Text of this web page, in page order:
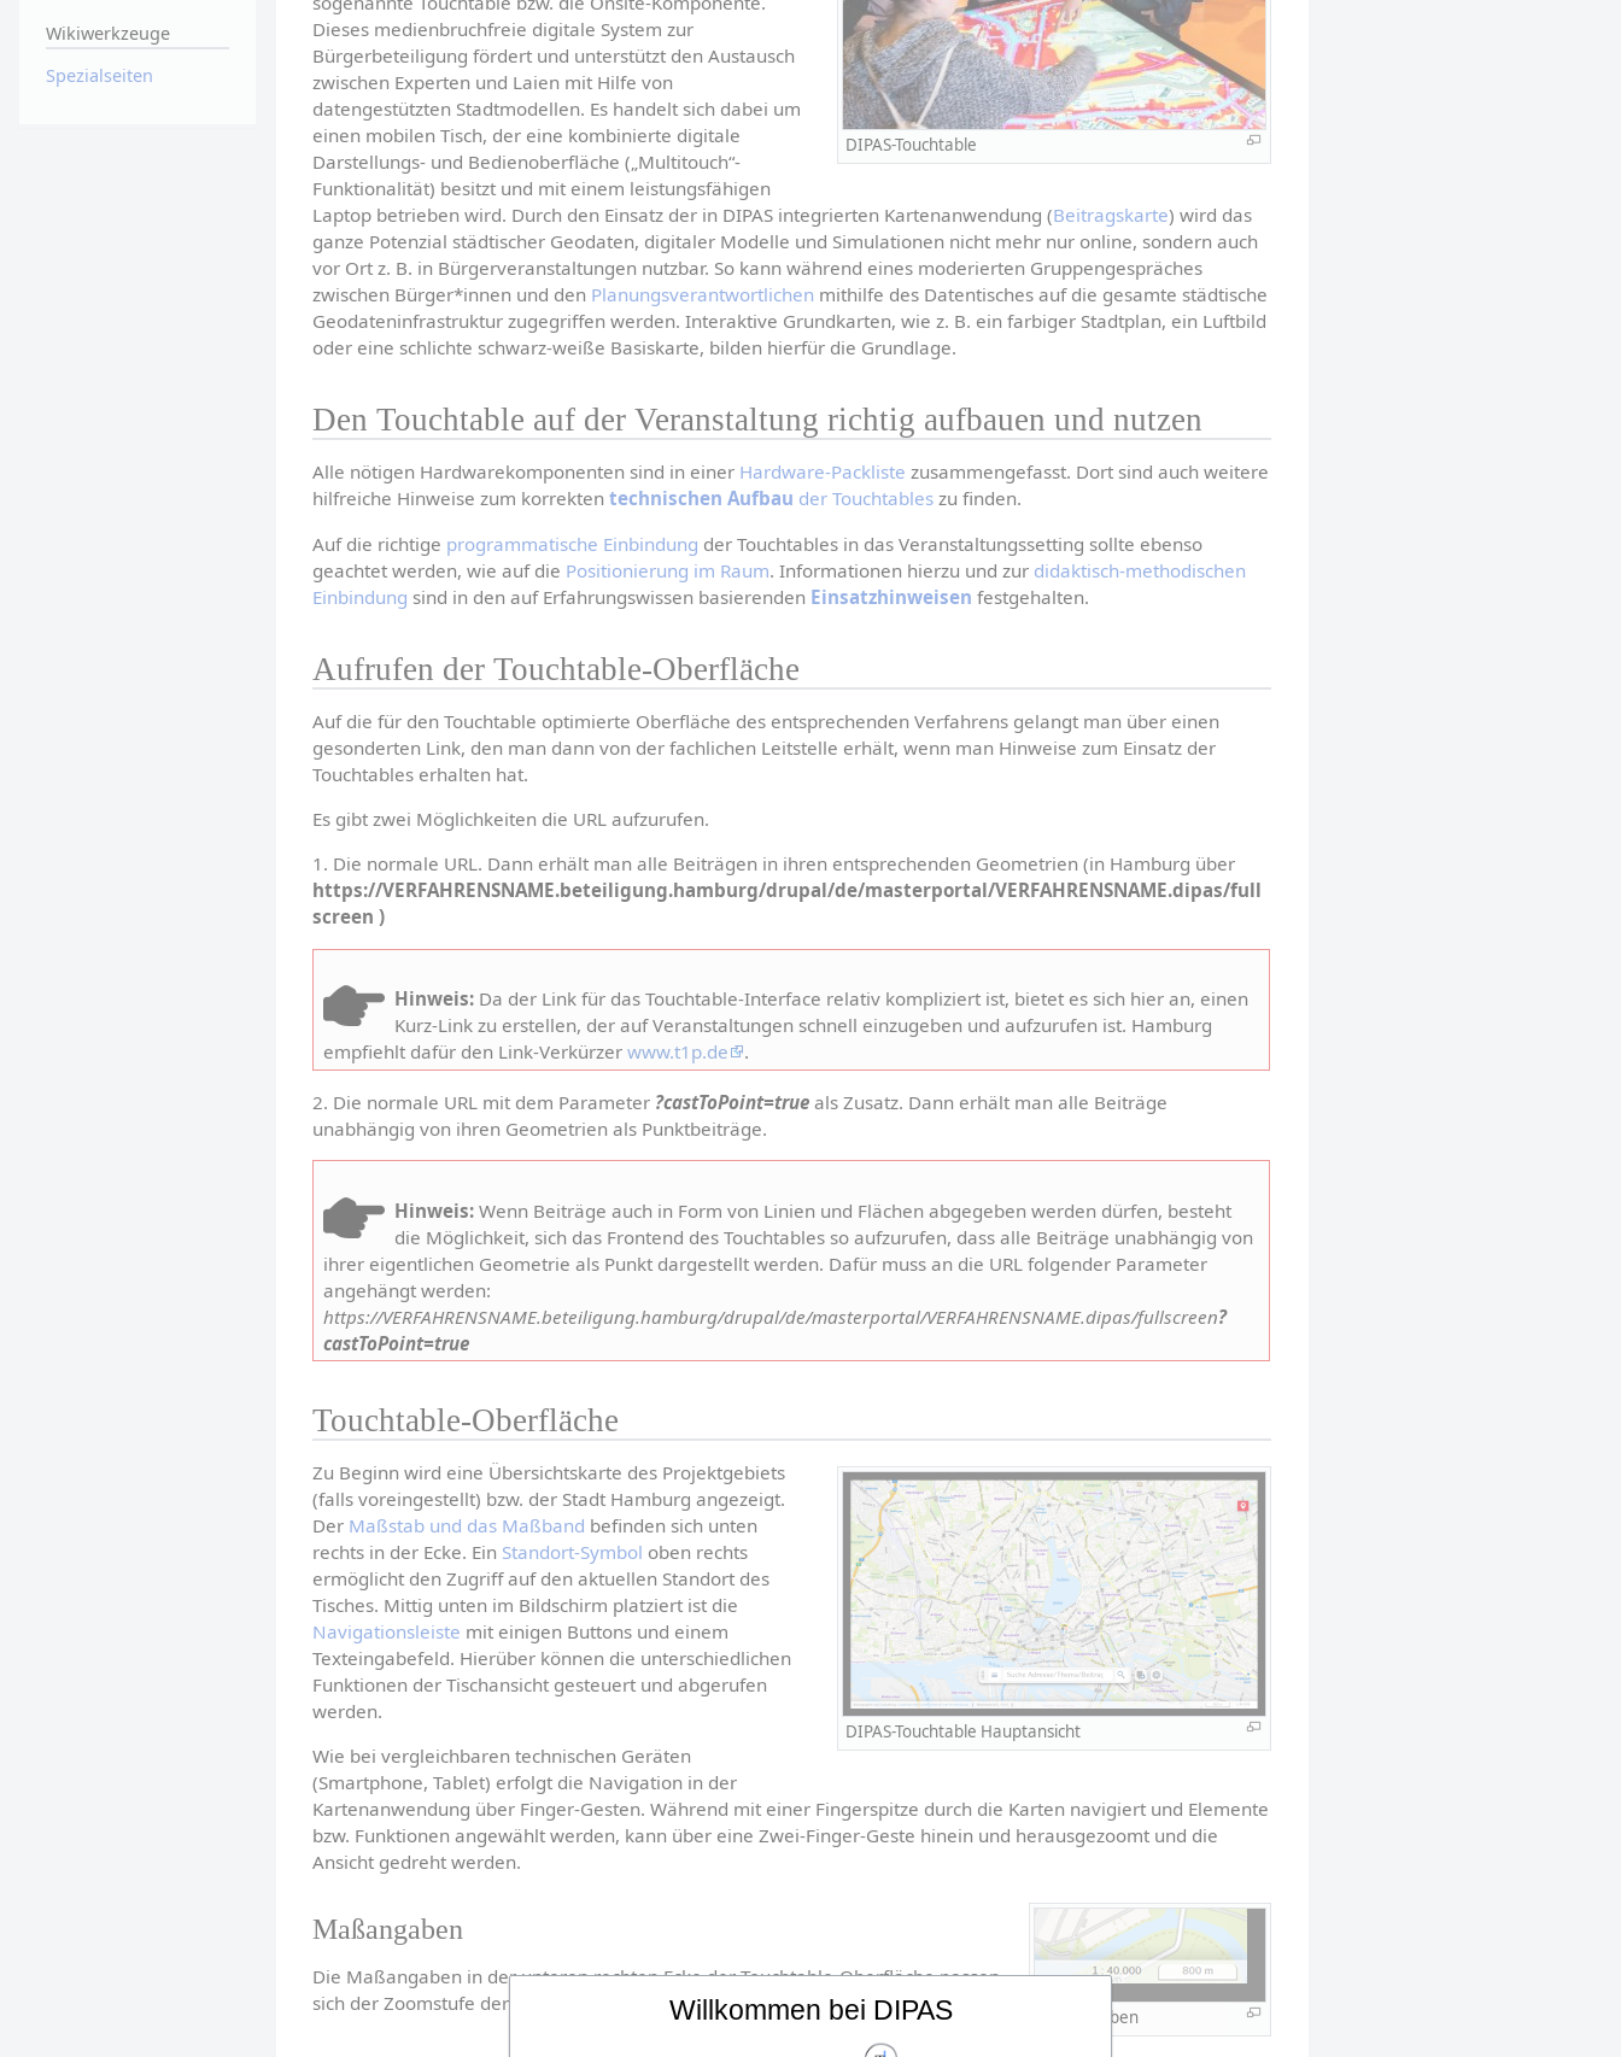
DIPAS-Touchtable
Dieses medienbruchfreie digitale System zur
Bürgerbeteiligung fördert und unterstützt den Austausch
zwischen Experten und Laien mit Hilfe von
datengestützten Stadtmodellen. Es handelt sich dabei um
einen mobilen Tisch, der eine kombinierte digitale
Darstellungs- und Bedienoberfläche („Multitouch“-
Funktionalität) besitzt und mit einem leistungsfähigen
Laptop betrieben wird. Durch den Einsatz der in DIPAS integrierten Kartenanwendung (Beitragskarte) wird das
ganze Potenzial städtischer Geodaten, digitaler Modelle und Simulationen nicht mehr nur online, sondern auch
vor Ort z. B. in Bürgerveranstaltungen nutzbar. So kann während eines moderierten Gruppengespräches
zwischen Bürger*innen und den Planungsverantwortlichen mithilfe des Datentisches auf die gesamte städtische
Geodateninfrastruktur zugegriffen werden. Interaktive Grundkarten, wie z. B. ein farbiger Stadtplan, ein Luftbild
oder eine schlichte schwarz-weiße Basiskarte, bilden hierfür die Grundlage.
Den Touchtable auf der Veranstaltung richtig aufbauen und nutzen
Alle nötigen Hardwarekomponenten sind in einer Hardware-Packliste zusammengefasst. Dort sind auch weitere
hilfreiche Hinweise zum korrekten technischen Aufbau der Touchtables zu finden.
Auf die richtige programmatische Einbindung der Touchtables in das Veranstaltungssetting sollte ebenso
geachtet werden, wie auf die Positionierung im Raum. Informationen hierzu und zur didaktisch-methodischen
Einbindung sind in den auf Erfahrungswissen basierenden Einsatzhinweisen festgehalten.
Aufrufen der Touchtable-Oberfläche
Auf die für den Touchtable optimierte Oberfläche des entsprechenden Verfahrens gelangt man über einen
gesonderten Link, den man dann von der fachlichen Leitstelle erhält, wenn man Hinweise zum Einsatz der
Touchtables erhalten hat.
Es gibt zwei Möglichkeiten die URL aufzurufen.
https://VERFAHRENSNAME.beteiligung.hamburg/drupal/de/masterportal/VERFAHRENSNAME.dipas/full
screen )
Hinweis: Da der Link für das Touchtable-Interface relativ kompliziert ist, bietet es sich hier an, einen
Kurz-Link zu erstellen, der auf Veranstaltungen schnell einzugeben und aufzurufen ist. Hamburg
empfiehlt dafür den Link-Verkürzer www.t1p.de .
2. Die normale URL mit dem Parameter ?castToPoint=true als Zusatz. Dann erhält man alle Beiträge
unabhängig von ihren Geometrien als Punktbeiträge.
Hinweis: Wenn Beiträge auch in Form von Linien und Flächen abgegeben werden dürfen, besteht
die Möglichkeit, sich das Frontend des Touchtables so aufzurufen, dass alle Beiträge unabhängig von
ihrer eigentlichen Geometrie als Punkt dargestellt werden. Dafür muss an die URL folgender Parameter
angehängt werden:
https://VERFAHRENSNAME.beteiligung.hamburg/drupal/de/masterportal/VERFAHRENSNAME.dipas/fullscreen?
castToPoint=true
Touchtable-Oberfläche
DIPAS-Touchtable Hauptansicht
Zu Beginn wird eine Übersichtskarte des Projektgebiets
(falls voreingestellt) bzw. der Stadt Hamburg angezeigt.
Der Maßstab und das Maßband befinden sich unten
rechts in der Ecke. Ein Standort-Symbol oben rechts
ermöglicht den Zugriff auf den aktuellen Standort des
Tisches. Mittig unten im Bildschirm platziert ist die
Navigationsleiste mit einigen Buttons und einem
Texteingabefeld. Hierüber können die unterschiedlichen
Funktionen der Tischansicht gesteuert und abgerufen
werden.
Wie bei vergleichbaren technischen Geräten
(Smartphone, Tablet) erfolgt die Navigation in der
Kartenanwendung über Finger-Gesten. Während mit einer Fingerspitze durch die Karten navigiert und Elemente
bzw. Funktionen angewählt werden, kann über eine Zwei-Finger-Geste hinein und herausgezoomt und die
Ansicht gedreht werden.
Maßangaben
Maßangaben
Die Maßangaben in der unteren rechten Ecke der Touchtable-Oberfläche passen
sich der Zoomstufe der Ansicht an.
Wikiwerkzeuge
Spezialseiten
Willkommen bei DIPAS